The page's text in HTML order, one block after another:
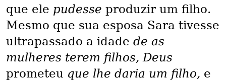
que ele pudesse produzir um filho.
Mesmo que sua esposa Sara tivesse
ultrapassado a idade de as
mulheres terem filhos, Deus
prometeu que lhe daria um filho, e